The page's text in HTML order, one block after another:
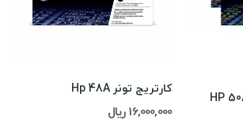
کارتریج تونر Hp 48A
16,000,000 ریال